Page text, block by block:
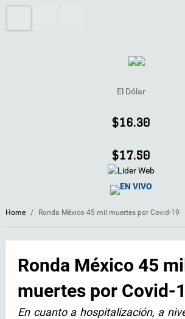
El Dólar
$16.30
$17.50
EN VIVO
Home / Ronda México 45 mil muertes por Covid-19
Ronda México 45 mil
muertes por Covid-
En cuanto a hospitalización, a